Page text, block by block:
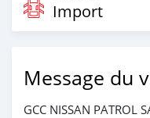
Import
Message du
GCC NISSAN PATROL